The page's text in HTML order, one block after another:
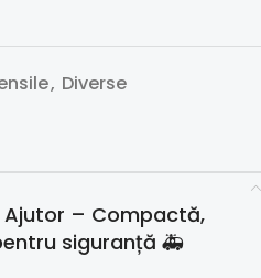
, Diverse
Ajutor – Compactă,
siguranță 🚑